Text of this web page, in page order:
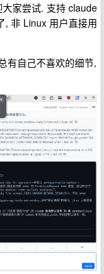
大家尝试. 支持 claude
, 非 Linux 用户直接用
有自己不喜欢的细节,